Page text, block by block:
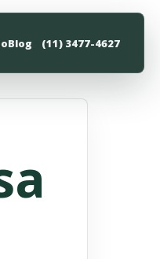
Blog (11) 3477-4627